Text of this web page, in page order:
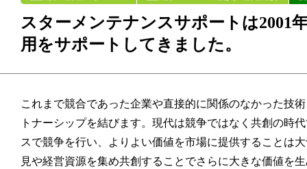
スターメンテナンスサポートは2001
用をサポートしてきました。
これまで競合であった企業や直接的に関係のなかった技
トナーシップを結びます。現代は競争ではなく共創の時
スで競争を行い、よりよい価値を市場に提供することは
見や経営資源を集め共創することでさらに大きな価値を